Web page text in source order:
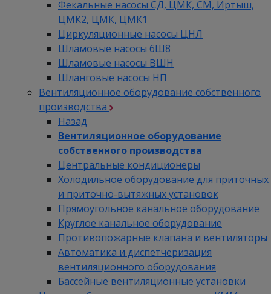
Фекальные насосы СД, ЦМК, СМ, Иртыш,
ЦМК2, ЦМК, ЦМК1
Циркуляционные насосы ЦНЛ
Шламовые насосы 6Ш8
Шламовые насосы ВШН
Шланговые насосы НП
Вентиляционное оборудование собственного
производства
Назад
Вентиляционное оборудование
собственного производства
Центральные кондиционеры
Холодильное оборудование для приточных
и приточно-вытяжных установок
Прямоугольное канальное оборудование
Круглое канальное оборудование
Противопожарные клапана и вентиляторы
Автоматика и диспетчеризация
вентиляционного оборудования
Бассейные вентиляционные установки